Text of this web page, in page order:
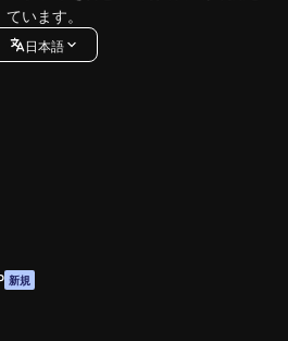
ています。
日本語
新規